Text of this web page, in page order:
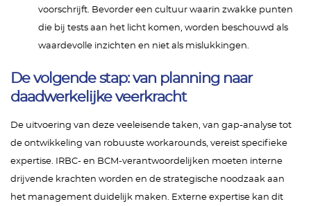
voorschrijft. Bevorder een cultuur waarin zwakke punten
die bij tests aan het licht komen, worden beschouwd als
waardevolle inzichten en niet als mislukkingen.
De volgende stap: van planning naar
daadwerkelijke veerkracht
De uitvoering van deze veeleisende taken, van gap-analyse tot
de ontwikkeling van robuuste workarounds, vereist specifieke
expertise. IRBC- en BCM-verantwoordelijken moeten interne
drijvende krachten worden en de strategische noodzaak aan
het management duidelijk maken. Externe expertise kan dit